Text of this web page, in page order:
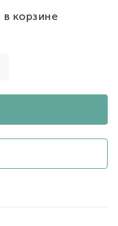
в корзине